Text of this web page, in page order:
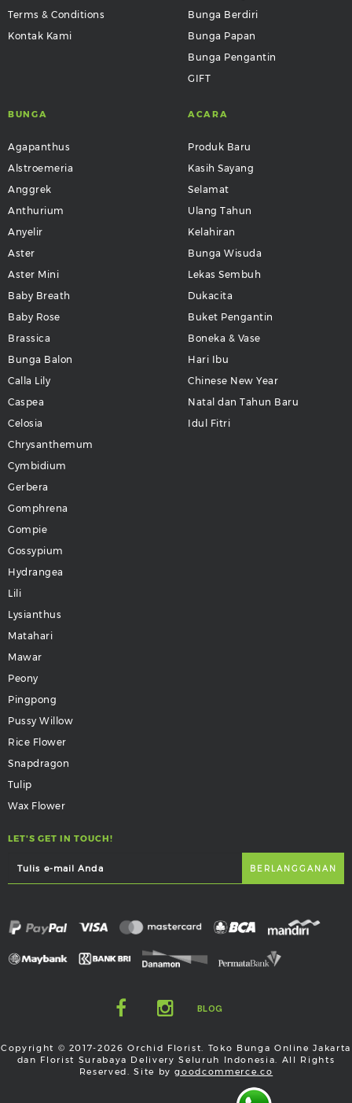
Terms & Conditions
Kontak Kami
Bunga Berdiri
Bunga Papan
Bunga Pengantin
GIFT
BUNGA
Agapanthus
Alstroemeria
Anggrek
Anthurium
Anyelir
Aster
Aster Mini
Baby Breath
Baby Rose
Brassica
Bunga Balon
Calla Lily
Caspea
Celosia
Chrysanthemum
Cymbidium
Gerbera
Gomphrena
Gompie
Gossypium
Hydrangea
Lili
Lysianthus
Matahari
Mawar
Peony
Pingpong
Pussy Willow
Rice Flower
Snapdragon
Tulip
Wax Flower
ACARA
Produk Baru
Kasih Sayang
Selamat
Ulang Tahun
Kelahiran
Bunga Wisuda
Lekas Sembuh
Dukacita
Buket Pengantin
Boneka & Vase
Hari Ibu
Chinese New Year
Natal dan Tahun Baru
Idul Fitri
LET'S GET IN TOUCH!
BLOG
Copyright © 2017-2026 Orchid Florist. Toko Bunga Online Jakarta
dan Florist Surabaya Delivery Seluruh Indonesia. All Rights
Reserved. Site bygoodcommerce.co